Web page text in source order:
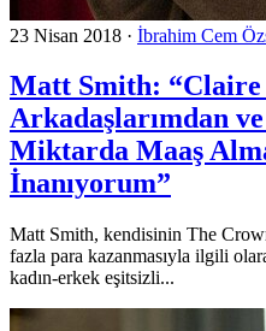
23 Nisan 2018 · İbrahim Cem
Matt Smith: “Claire
Arkadaşlarımdan
Miktarda Maaş
İnanıyorum”
Matt Smith, kendisinin The
fazla para kazanmasıyla ilgili
kadın-erkek eşitsizli...